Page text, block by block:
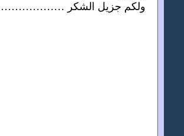
ولكم جزيل الشكر